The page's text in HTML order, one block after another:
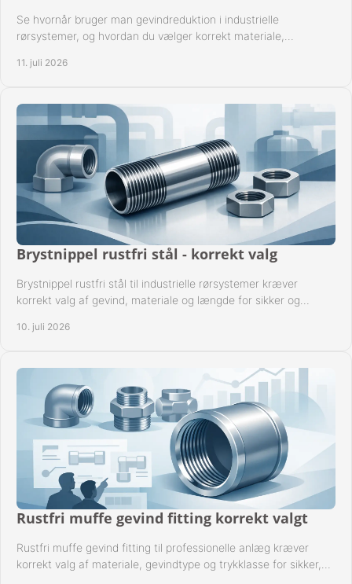
Se hvornår bruger man gevindreduktion i industrielle
rørsystemer, og hvordan du vælger korrekt materiale,
11. juli 2026
Brystnippel rustfri stål - korrekt valg
Brystnippel rustfri stål til industrielle rørsystemer kræver
korrekt valg af gevind, materiale og længde for sikker og
10. juli 2026
Rustfri muffe gevind fitting korrekt valgt
Rustfri muffe gevind fitting til professionelle anlæg kræver
korrekt valg af materiale, gevindtype og trykklasse for sikker,